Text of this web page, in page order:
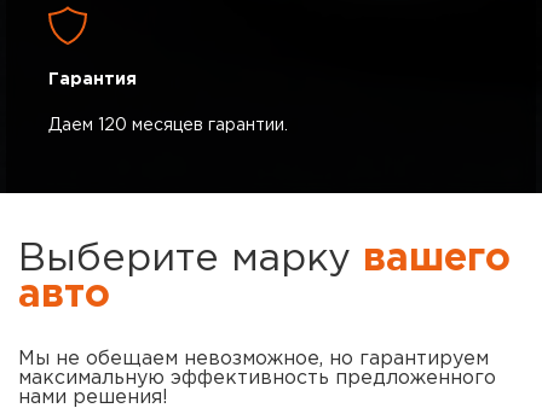
Гарантия
Даем 120 месяцев гарантии.
Выберите марку вашего
авто
Мы не обещаем невозможное, но гарантируем
максимальную эффективность предложенного
нами решения!